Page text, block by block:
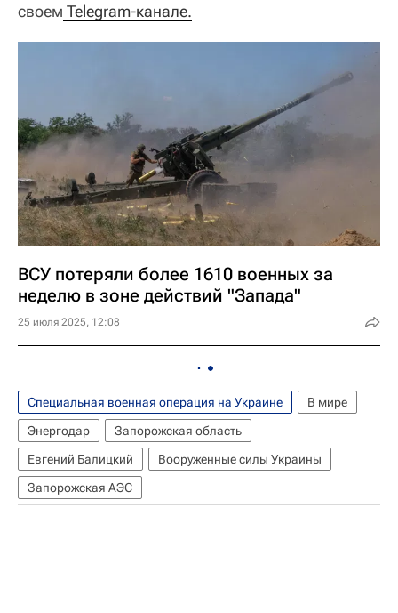
своем Telegram-канале.
ВСУ потеряли более 1610 военных за
неделю в зоне действий "Запада"
25 июля 2025, 12:08
Специальная военная операция на Украине
В мире
Энергодар
Запорожская область
Евгений Балицкий
Вооруженные силы Украины
Запорожская АЭС